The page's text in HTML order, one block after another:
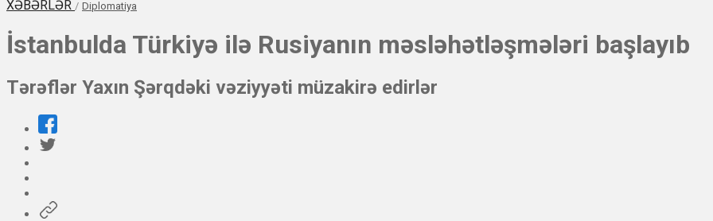
XƏBƏRLƏR / Diplomatiya
İstanbulda Türkiyə ilə Rusiyanın məsləhətləşmələri başlayıb
Tərəflər Yaxın Şərqdəki vəziyyəti müzakirə edirlər